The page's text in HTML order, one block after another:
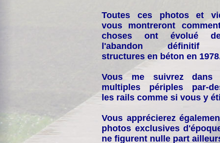
Toutes ces photos et
vous montreront
choses ont évolué
l'abandon définitif
structures en béton en
Vous me suivrez dans
multiples périples par-
les rails comme si vous y
Vous apprécierez
photos exclusives
ne figurent nulle part